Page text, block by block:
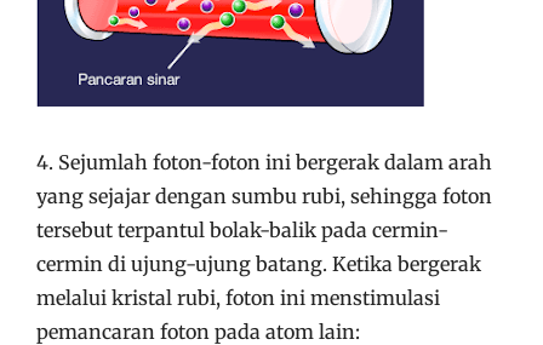
4. Sejumlah foton-foton ini bergerak dalam arah
yang sejajar dengan sumbu rubi, sehingga foton
tersebut terpantul bolak-balik pada cermin-
cermin di ujung-ujung batang. Ketika bergerak
melalui kristal rubi, foton ini menstimulasi
pemancaran foton pada atom lain: